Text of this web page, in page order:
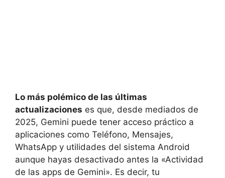
Lo más polémico de las últimas
actualizaciones es que, desde mediados de
2025, Gemini puede tener acceso práctico a
aplicaciones como Teléfono, Mensajes,
WhatsApp y utilidades del sistema Android
aunque hayas desactivado antes la «Actividad
de las apps de Gemini». Es decir, tu